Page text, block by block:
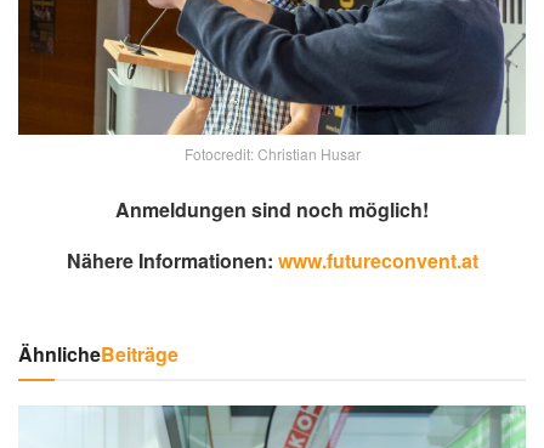
Fotocredit: Christian Husar
Anmeldungen sind noch möglich!
Nähere Informationen: www.futureconvent.at
ÄhnlicheBeiträge